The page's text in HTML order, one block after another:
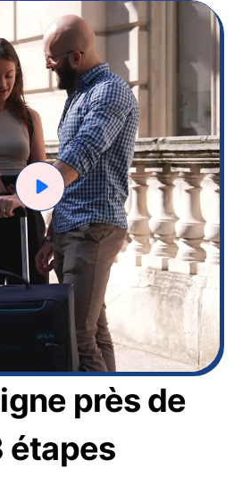
près de
étapes